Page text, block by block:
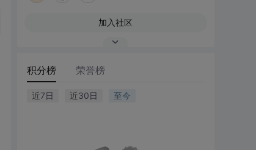
加入社区
积分榜 荣誉榜
近7日 近30日 至今